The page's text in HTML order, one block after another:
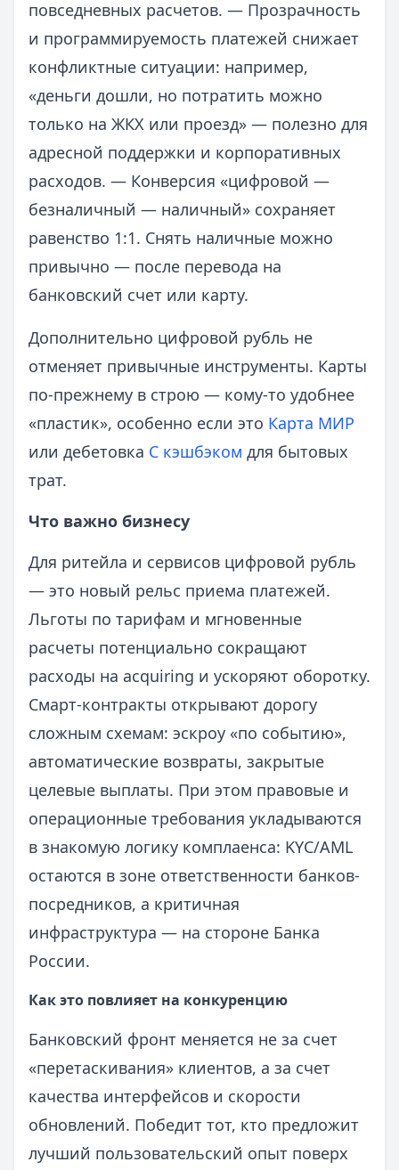
повседневных расчетов. — Прозрачность
и программируемость платежей снижает
конфликтные ситуации: например,
«деньги дошли, но потратить можно
только на ЖКХ или проезд» — полезно для
адресной поддержки и корпоративных
расходов. — Конверсия «цифровой —
безналичный — наличный» сохраняет
равенство 1:1. Снять наличные можно
привычно — после перевода на
банковский счет или карту.
Дополнительно цифровой рубль не
отменяет привычные инструменты. Карты
по-прежнему в строю — кому-то удобнее
«пластик», особенно если это Карта МИР
или дебетовка С кэшбэком для бытовых
трат.
Что важно бизнесу
Для ритейла и сервисов цифровой рубль
— это новый рельс приема платежей.
Льготы по тарифам и мгновенные
расчеты потенциально сокращают
расходы на acquiring и ускоряют оборотку.
Смарт-контракты открывают дорогу
сложным схемам: эскроу «по событию»,
автоматические возвраты, закрытые
целевые выплаты. При этом правовые и
операционные требования укладываются
в знакомую логику комплаенса: KYC/AML
остаются в зоне ответственности банков-
посредников, а критичная
инфраструктура — на стороне Банка
России.
Как это повлияет на конкуренцию
Банковский фронт меняется не за счет
«перетаскивания» клиентов, а за счет
качества интерфейсов и скорости
обновлений. Победит тот, кто предложит
лучший пользовательский опыт поверх